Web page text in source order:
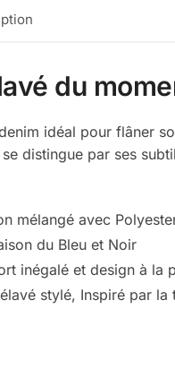
du
idéal pour flâner
distingue par ses
mélangé avec
du Bleu et Noir
inégalé et design à la
stylé, Inspiré par la